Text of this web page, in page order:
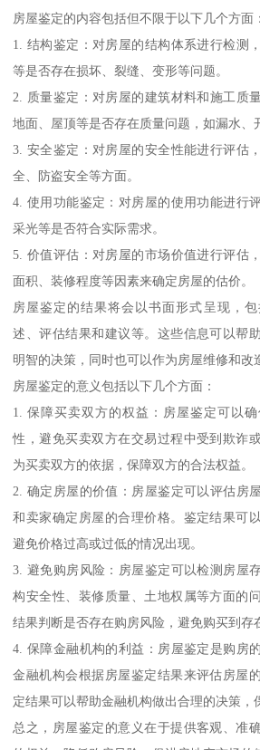
房屋鉴定的内容包括但不限于以下几个方面：
1. 结构鉴定：对房屋的结构体系进行检测
等是否存在损坏、裂缝、变形等问题。
2. 质量鉴定：对房屋的建筑材料和施工质
地面、屋顶等是否存在质量问题，如漏水、
3. 安全鉴定：对房屋的安全性能进行评估
全、防盗安全等方面。
4. 使用功能鉴定：对房屋的使用功能进行
采光等是否符合实际需求。
5. 价值评估：对房屋的市场价值进行评估
面积、装修程度等因素来确定房屋的估价。
房屋鉴定的结果将会以书面形式呈现，
述、评估结果和建议等。这些信息可以帮
明智的决策，同时也可以作为房屋维修和改
房屋鉴定的意义包括以下几个方面：
1. 保障买卖双方的权益：房屋鉴定可以
性，避免买卖双方在交易过程中受到欺诈
为买卖双方的依据，保障双方的合法权益。
2. 确定房屋的价值：房屋鉴定可以评估房
和卖家确定房屋的合理价格。鉴定结果可
避免价格过高或过低的情况出现。
3. 避免购房风险：房屋鉴定可以检测房屋
构安全性、装修质量、土地权属等方面的
结果判断是否存在购房风险，避免购买到存
4. 保障金融机构的利益：房屋鉴定是购房
金融机构会根据房屋鉴定结果来评估房屋
定结果可以帮助金融机构做出合理的决策，
总之，房屋鉴定的意义在于提供客观、准